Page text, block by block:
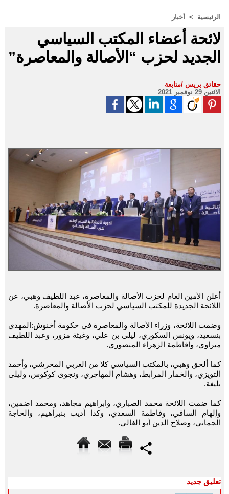
الرئيسية > أخبار
لائحة أعضاء المكتب السياسي
الجديد لحزب “الأصالة والمعاصرة”
حقائق بريس /متابعة
الاثنين 29 نوفمبر 2021
أعلن الأمين العام لحزب الأصالة والمعاصرة، عبد اللطيف وهبي، عن
اللائحة الجديدة للمكتب السياسي لحزب الأصالة والمعاصرة.
وضمت اللائحة، وزراء الأصالة والمعاصرة في حكومة أخنوش:المهدي
بنسعيد، ويونس السكوري، ليلى بن علي، وغيثة مزور، وعبد اللطيف
ميراوي، وافاطمة الزهراء المنصوري.
كما ألحق وهبي، بالمكتب السياسي كلا من العربي المحرشي، وأحمد
التويزي، والخمار المرابط، وهشام المهاجري، ونجوى كوكوس، وليلى
بليغة.
كما ضمت اللائحة محمد الصباري، وابراهيم مجاهد، ومحمد اضمين،
وإلهام الساقي، وفاطمة السعدي، وكذا أديب بنبراهيم، والحاجة
الجماني، وصلاح الدين أبو الغالي.
تعليق جديد